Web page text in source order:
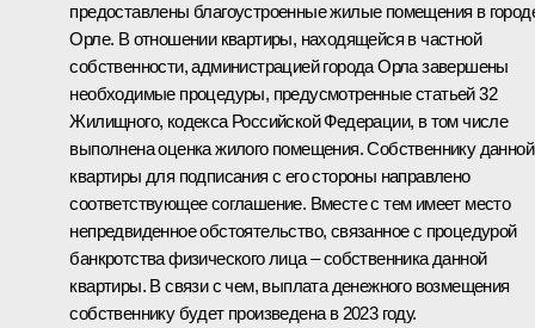
предоставлены благоустроенные жилые помещения в
Орле. В отношении квартиры, находящейся в частной
собственности, администрацией города Орла завершены
необходимые процедуры, предусмотренные статьей 32
Жилищного, кодекса Российской Федерации, в том числе
выполнена оценка жилого помещения. Собственнику данной
квартиры для подписания с его стороны направлено
соответствующее соглашение. Вместе с тем имеет место
непредвиденное обстоятельство, связанное с процедурой
банкротства физического лица – собственника данной
квартиры. В связи с чем, выплата денежного возмещения
собственнику будет произведена в 2023 году.